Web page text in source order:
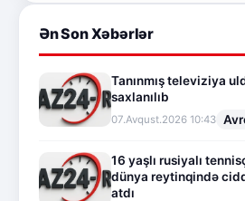
Ən Son Xəbərlər
Tanınmış televiziya
saxlanılıb
07.Avqust.2026 10:43
16 yaşlı rusiyalı
dünya reytinqində
atdı